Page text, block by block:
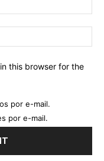
this browser for the
por e-mail.
por e-mail.